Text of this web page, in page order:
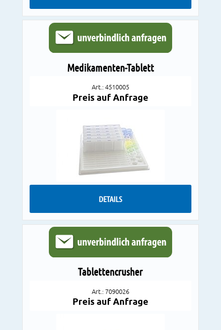
Medikamenten-Tablett
Art.: 4510005
Preis auf Anfrage
DETAILS
Tablettencrusher
Art.: 7090026
Preis auf Anfrage